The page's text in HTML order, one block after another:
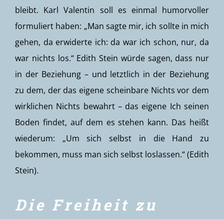
bleibt. Karl Valentin soll es einmal humorvoller
formuliert haben: „Man sagte mir, ich sollte in mich
gehen, da erwiderte ich: da war ich schon, nur, da
war nichts los.“ Edith Stein würde sagen, dass nur
in der Beziehung – und letztlich in der Beziehung
zu dem, der das eigene scheinbare Nichts vor dem
wirklichen Nichts bewahrt – das eigene Ich seinen
Boden findet, auf dem es stehen kann. Das heißt
wiederum: „Um sich selbst in die Hand zu
bekommen, muss man sich selbst loslassen.“ (Edith
Stein).
Die Freiheit zu